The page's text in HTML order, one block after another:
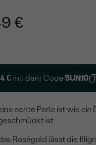
€
€ mit dem CodeSUN10
echte Perle ist wie
ist
Roségold lässt die